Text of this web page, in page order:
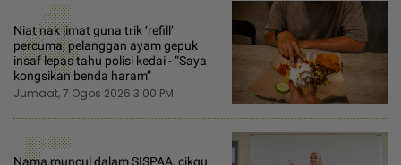
4
Niat nak jimat guna trik ‘refill’
percuma, pelanggan ayam gepuk
insaf lepas tahu polisi kedai - “Saya
kongsikan benda haram”
Jumaat, 7 Ogos 2026 3:00 PM
Nama muncul dalam SISPAA, cikgu